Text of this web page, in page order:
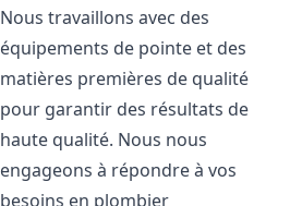
Nous travaillons avec des
équipements de pointe et des
matières premières de qualité
pour garantir des résultats de
haute qualité. Nous nous
engageons à répondre à vos
besoins en plombier